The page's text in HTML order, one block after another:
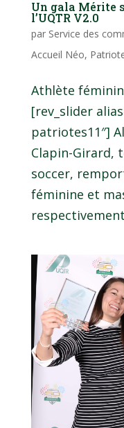
Un gala Mérite
l’UQTR V2.0
par Service des
Accueil Néo,
Athlète
[rev_slider
patriotes11″]
Clapin-Girard,
soccer,
féminine et